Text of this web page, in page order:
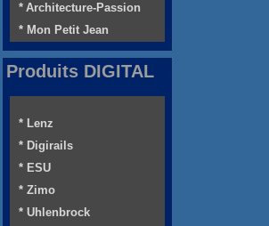
* Architecture-Passion
* Mon Petit Jean
Produits DIGITAL
* Lenz
* Digirails
* ESU
* Zimo
* Uhlenbrock